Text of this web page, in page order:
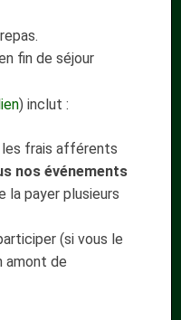
fin de séjour
) inclut :
les frais afférents
nos événements
la payer plusieurs
(si vous le
amont de